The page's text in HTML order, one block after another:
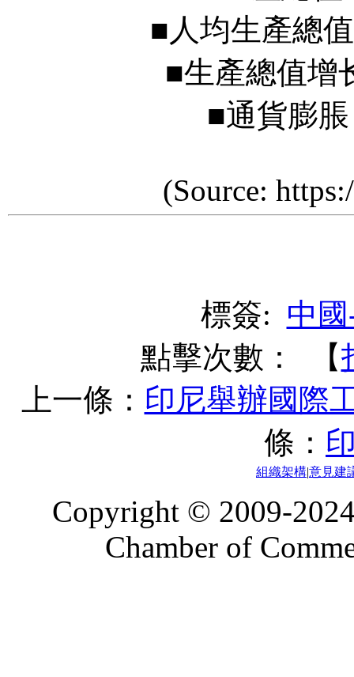
■人均生產總值
■生產總值增长
■通貨膨脹
(Source:
標簽: 中
點擊次數：
【
上一條： 印尼舉辦國際
條：
組織架構|意見建
Copyright © 2009-
Chamber of